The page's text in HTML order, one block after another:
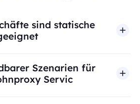
sind statische
Szenarien für
Servic